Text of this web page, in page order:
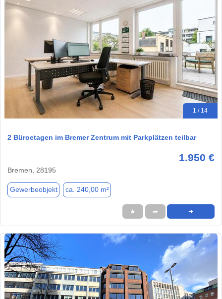
1 / 14
2 Büroetagen im Bremer Zentrum mit Parkplätzen teilbar
1.950 €
Bremen, 28195
Gewerbeobjekt ca. 240,00 m²
★ ➦ ➜